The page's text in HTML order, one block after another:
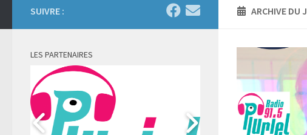
ARCHIVE DU
SUIVRE :
LES PARTENAIRES